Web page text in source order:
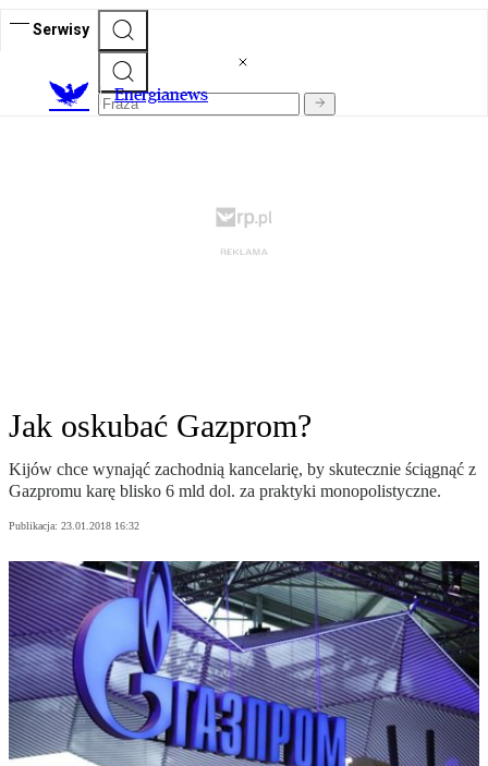
Serwisy
Energianews
Jak oskubać Gazprom?
Kijów chce wynająć zachodnią kancelarię, by skutecznie ściągnąć z
Gazpromu karę blisko 6 mld dol. za praktyki monopolistyczne.
Publikacja: 23.01.2018 16:32